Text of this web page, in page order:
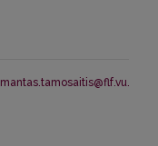
mantas.tamosaitis@flf.vu.lt